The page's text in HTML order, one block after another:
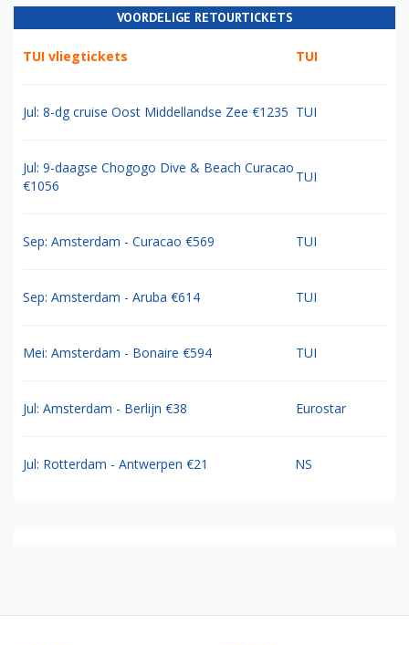
VOORDELIGE RETOURTICKETS
TUI vliegtickets TUI
Jul: 8-dg cruise Oost Middellandse Zee €1235 TUI
Jul: 9-daagse Chogogo Dive & Beach Curacao
€1056
TUI
Sep: Amsterdam - Curacao €569 TUI
Sep: Amsterdam - Aruba €614 TUI
Mei: Amsterdam - Bonaire €594 TUI
Jul: Amsterdam - Berlijn €38 Eurostar
Jul: Rotterdam - Antwerpen €21 NS